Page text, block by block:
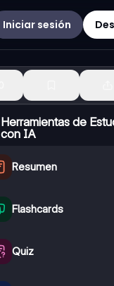
Iniciar sesión
Herramientas de
con IA
Resumen
Flashcards
Quiz